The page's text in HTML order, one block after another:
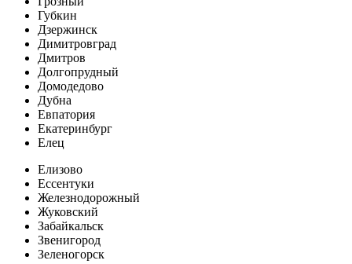
Губкин
Дзержинск
Димитровград
Дмитров
Долгопрудный
Домодедово
Дубна
Евпатория
Екатеринбург
Елец
Елизово
Ессентуки
Железнодорожный
Жуковский
Забайкальск
Звенигород
Зеленогорск